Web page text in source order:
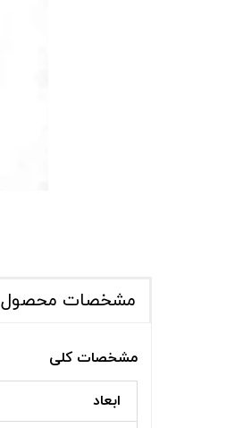
مشخصات محصول
مشخصات کلی
ابعاد